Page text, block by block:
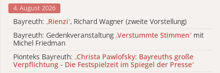
4. August 2026
Bayreuth: „Rienzi“, Richard Wagner (zweite Vorstellung)
Bayreuth: Gedenkveranstaltung „Verstummte Stimmen“ mit
Michel Friedman
Pionteks Bayreuth: „Christa Pawlofsky: Bayreuths große
Verpflichtung - Die Festspielzeit im Spiegel der Presse“